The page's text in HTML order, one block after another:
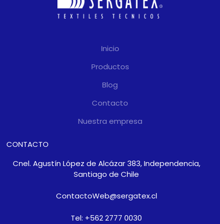
Inicio
Productos
Blog
Contacto
Nuestra empresa
CONTACTO
Cnel. Agustín López de Alcázar 383, Independencia,
Santiago de Chile
ContactoWeb@sergatex.cl
Tel: +562 2777 0030